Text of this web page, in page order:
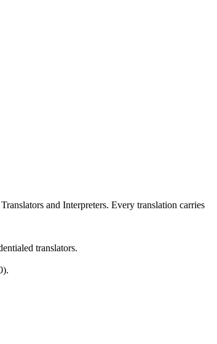
and Interpreters. Every translation carries
translators.